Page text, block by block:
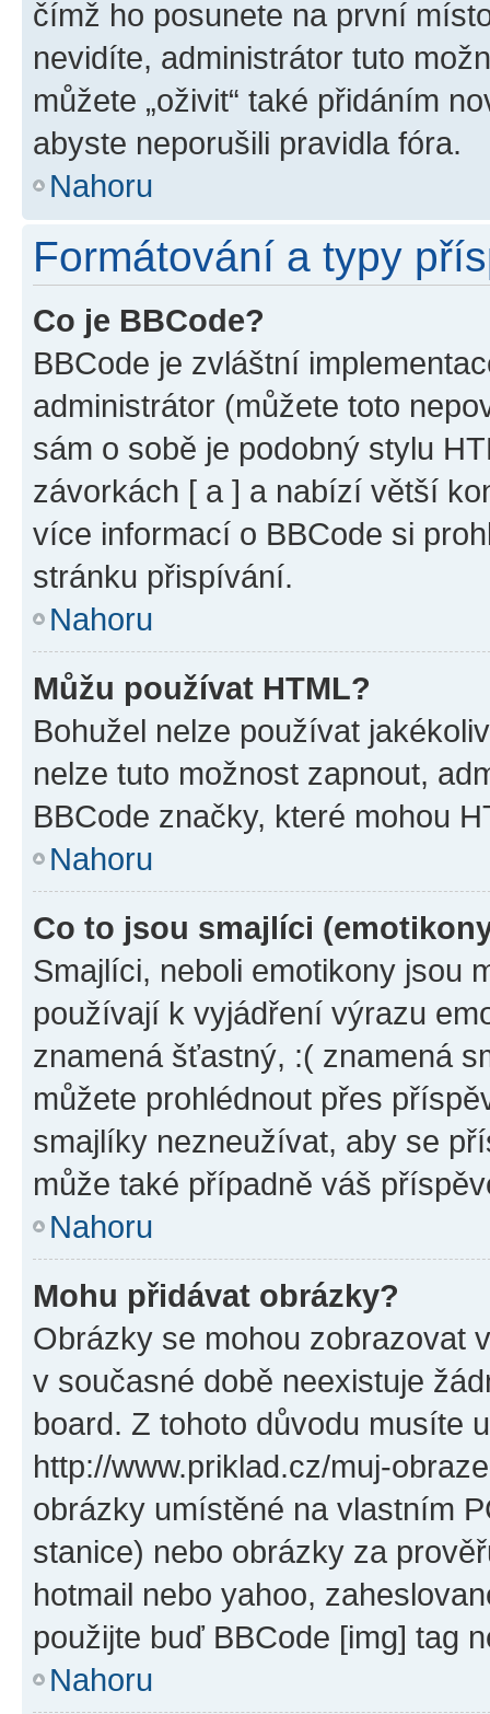
čímž ho posunete na první
nevidíte, administrátor tuto
můžete „oživit“ také přidáním
abyste neporušili pravidla fóra.
Nahoru
Formátování a typy
Co je BBCode?
BBCode je zvláštní
administrátor (můžete toto
sám o sobě je podobný stylu
závorkách [ a ] a nabízí větší
více informací o BBCode si
stránku přispívání.
Nahoru
Můžu používat HTML?
Bohužel nelze používat
nelze tuto možnost zapnout,
BBCode značky, které mohou
Nahoru
Co to jsou smajlíci
Smajlíci, neboli emotikony jsou
používají k vyjádření výrazu
znamená šťastný, :( znamená
můžete prohlédnout přes
smajlíky nezneužívat, aby se
může také případně váš
Nahoru
Mohu přidávat obrázky?
Obrázky se mohou zobrazovat
v současné době neexistuje
board. Z tohoto důvodu musíte
http://www.priklad.cz/muj-
obrázky umístěné na vlastním
stanice) nebo obrázky za
hotmail nebo yahoo,
použijte buď BBCode [img] tag
Nahoru